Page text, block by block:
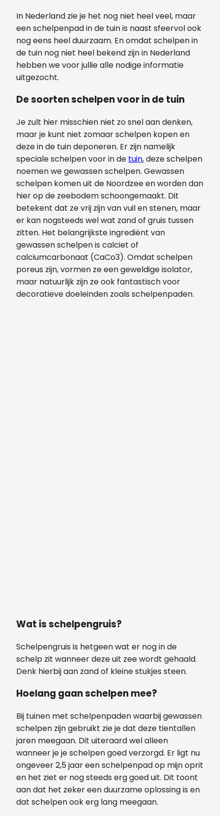
In Nederland zie je het nog niet heel veel, maar
een schelpenpad in de tuin is naast sfeervol ook
nog eens heel duurzaam. En omdat schelpen in
de tuin nog niet heel bekend zijn in Nederland
hebben we voor jullie alle nodige informatie
uitgezocht.
De soorten schelpen voor in de tuin
Je zult hier misschien niet zo snel aan denken,
maar je kunt niet zomaar schelpen kopen en
deze in de tuin deponeren. Er zijn namelijk
speciale schelpen voor in de tuin, deze schelpen
noemen we gewassen schelpen. Gewassen
schelpen komen uit de Noordzee en worden dan
hier op de zeebodem schoongemaakt. Dit
betekent dat ze vrij zijn van vuil en stenen, maar
er kan nogsteeds wel wat zand of gruis tussen
zitten. Het belangrijkste ingrediënt van
gewassen schelpen is calciet of
calciumcarbonaat (CaCo3). Omdat schelpen
poreus zijn, vormen ze een geweldige isolator,
maar natuurlijk zijn ze ook fantastisch voor
decoratieve doeleinden zoals schelpenpaden.
Wat is schelpengruis?
Schelpengruis is hetgeen wat er nog in de
schelp zit wanneer deze uit zee wordt gehaald.
Denk hierbij aan zand of kleine stukjes steen.
Hoelang gaan schelpen mee?
Bij tuinen met schelpenpaden waarbij gewassen
schelpen zijn gebruikt zie je dat deze tientallen
jaren meegaan. Dit uiteraard wel alleen
wanneer je je schelpen goed verzorgd. Er ligt nu
ongeveer 2,5 jaar een schelpenpad op mijn oprit
en het ziet er nog steeds erg goed uit. Dit toont
aan dat het zeker een duurzame oplossing is en
dat schelpen ook erg lang meegaan.